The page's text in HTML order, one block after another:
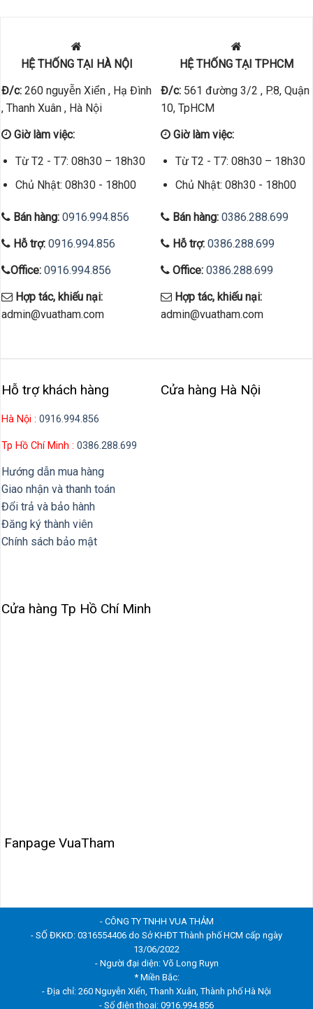
HỆ THỐNG TẠI HÀ NỘI
Đ/c:260 nguyễn Xiển , Hạ Đình
, Thanh Xuân , Hà Nội
Giờ làm việc:
Từ T2 - T7: 08h30 – 18h30
Chủ Nhật: 08h30 - 18h00
Bán hàng: 0916.994.856
Hỗ trợ: 0916.994.856
Office: 0916.994.856
Hợp tác, khiếu nại:
admin@vuatham.com
HỆ THỐNG TẠI TPHCM
Đ/c:561 đường 3/2 , P.8, Quận
10, TpHCM
Giờ làm việc:
Từ T2 - T7: 08h30 – 18h30
Chủ Nhật: 08h30 - 18h00
Bán hàng: 0386.288.699
Hỗ trợ: 0386.288.699
Office: 0386.288.699
Hợp tác, khiếu nại:
admin@vuatham.com
Hỗ trợ khách hàng
Hà Nội : 0916.994.856
Tp Hồ Chí Minh : 0386.288.699
Hướng dẫn mua hàng
Giao nhận và thanh toán
Đổi trả và bảo hành
Đăng ký thành viên
Chính sách bảo mật
Cửa hàng Hà Nội
Cửa hàng Tp Hồ Chí Minh
Fanpage VuaTham
- CÔNG TY TNHH VUA THẢM
- SỐ ĐKKD: 0316554406 do Sở KHĐT Thành phố HCM cấp ngày
13/06/2022
- Người đại diện: Võ Long Ruyn
* Miền Bắc:
- Địa chỉ: 260 Nguyễn Xiển, Thanh Xuân, Thành phố Hà Nội
- Số điện thoại: 0916.994.856